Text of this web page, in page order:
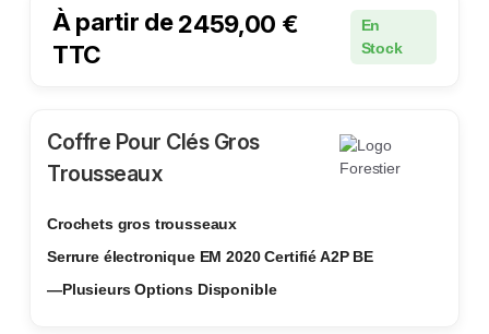
À partir de2459,00 €
TTC
En
Stock
Coffre Pour Clés Gros
Trousseaux
Crochets gros trousseaux
Serrure électronique EM 2020 Certifié A2P BE
—Plusieurs Options Disponible